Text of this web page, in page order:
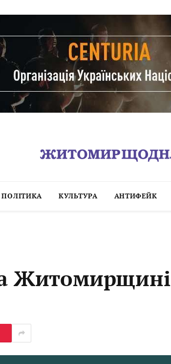
ПОЛІТИКА КУЛЬТУРА АНТИФЕЙК
Житомирщині